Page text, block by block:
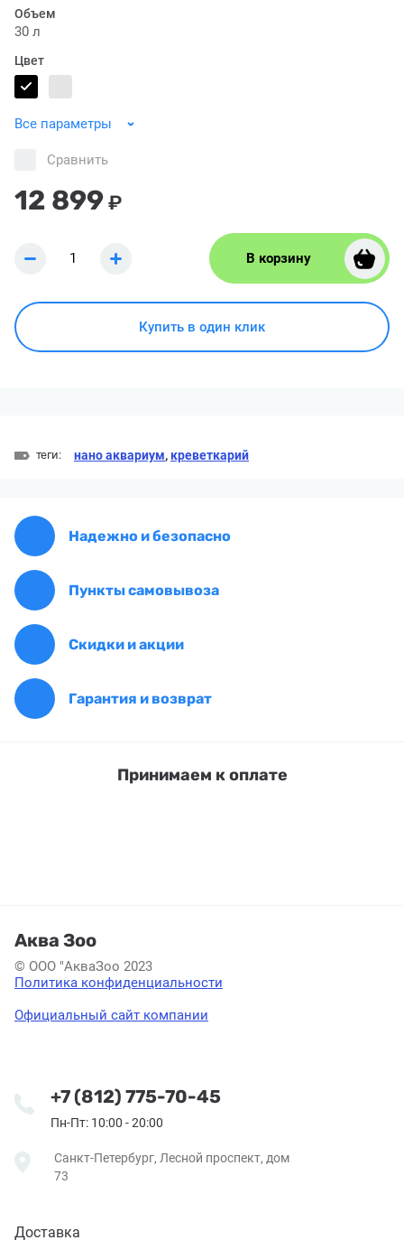
Объем
30 л
Цвет
Все параметры
12 899₽
Сравнить
В корзину
Купить в один клик
теги: нано аквариум, креветкарий
Надежно и безопасно
Пункты самовывоза
Скидки и акции
Гарантия и возврат
Принимаем к оплате
Аква Зоо
© ООО "АкваЗоо 2023
Политика конфиденциальности
Официальный сайт компании
+7 (812) 775-70-45
Пн-Пт: 10:00 - 20:00
Санкт-Петербург, Лесной проспект, дом
73
Доставка